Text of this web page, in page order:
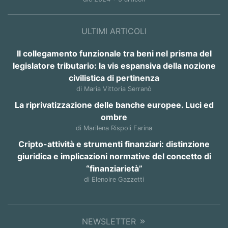
ULTIMI ARTICOLI
Il collegamento funzionale tra beni nel prisma del
legislatore tributario: la vis espansiva della nozione
civilistica di pertinenza
di Maria Vittoria Serranò
La riprivatizzazione delle banche europee. Luci ed
ombre
di Marilena Rispoli Farina
Cripto-attività e strumenti finanziari: distinzione
giuridica e implicazioni normative del concetto di
“finanziarietà”
di Elenoire Gazzetti
NEWSLETTER